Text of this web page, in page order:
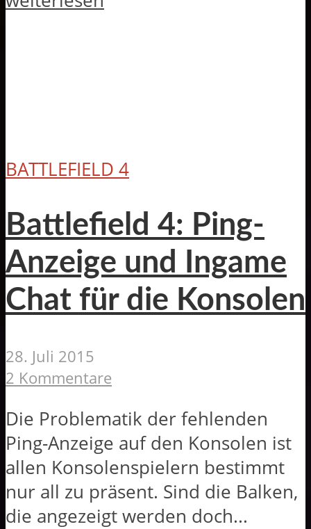
BATTLEFIELD 4
Battlefield 4: Ping-
Anzeige und Ingame
Chat für die Konsolen
28. Juli 2015
2 Kommentare
Die Problematik der fehlenden
Ping-Anzeige auf den Konsolen ist
allen Konsolenspielern bestimmt
nur all zu präsent. Sind die Balken,
die angezeigt werden doch...